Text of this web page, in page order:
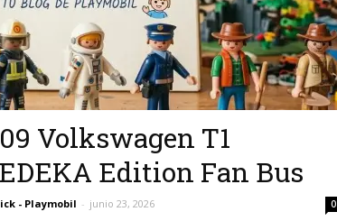
Volkswagen T1
Edition Fan Bus
- Playmobil - junio 23, 2026 0